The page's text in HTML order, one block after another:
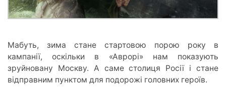
Мабуть, зима стане стартовою порою року в
кампанії, оскільки в «Аврорі» нам показують
зруйновану Москву. А саме столиця Росії і стане
відправним пунктом для подорожі головних героїв.